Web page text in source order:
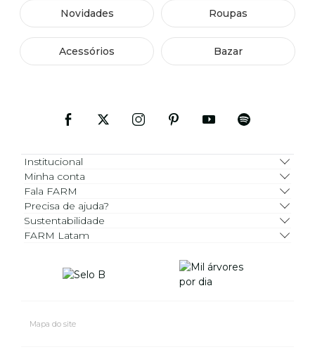
Novidades Roupas
Acessórios Bazar
Institucional
Minha conta
Fala FARM
Precisa de ajuda?
Sustentabilidade
FARM Latam
Mapa do site